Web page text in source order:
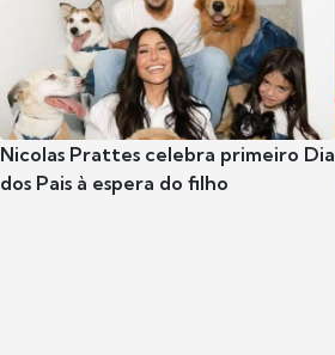
Nicolas Prattes celebra primeiro Dia
dos Pais à espera do filho